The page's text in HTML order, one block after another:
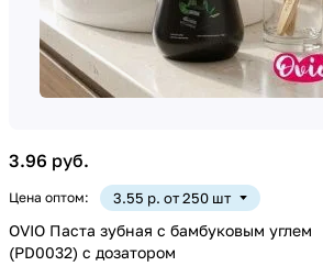
3.96 руб.
Цена оптом: 3.55 р. от 250 шт
OVIO Паста зубная с бамбуковым углем
(PD0032) с дозатором